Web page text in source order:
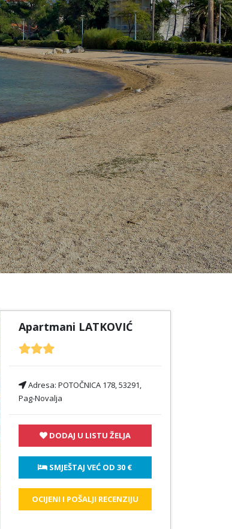
Apartmani LATKOVIĆ
Adresa: POTOČNICA 178, 53291,
Pag-Novalja
DODAJ U LISTU ŽELJA
SMJEŠTAJ VEĆ OD 30 €
OCIJENI I POŠALJI RECENZIJU